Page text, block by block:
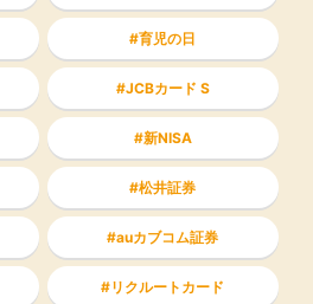
育児の日
JCBカード S
新NISA
松井証券
auカブコム証券
リクルートカード